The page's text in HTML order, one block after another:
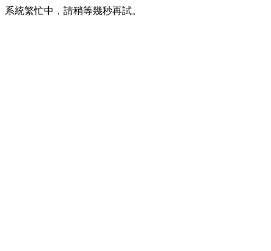
系統繁忙中，請稍等幾秒再試。